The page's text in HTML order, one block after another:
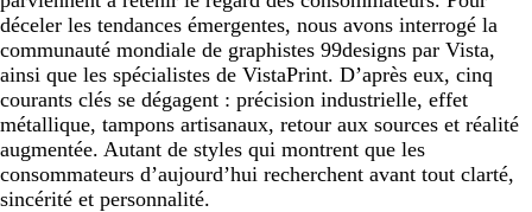
déceler les tendances émergentes, nous avons interrogé la
communauté mondiale de graphistes 99designs par Vista,
ainsi que les spécialistes de VistaPrint. D’après eux, cinq
courants clés se dégagent : précision industrielle, effet
métallique, tampons artisanaux, retour aux sources et réalité
augmentée. Autant de styles qui montrent que les
consommateurs d’aujourd’hui recherchent avant tout clarté,
sincérité et personnalité.
3. Empreinte artisanale
4. Esthétique apothicaire
5. Passé recomposé
6. Gravure patrimoniale
7. Signature d’artiste